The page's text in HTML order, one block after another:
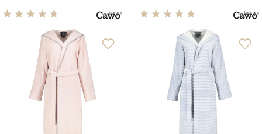
Durchschnittliche Bewertung von 4.75 von 5 Sternen
Durchschnittliche